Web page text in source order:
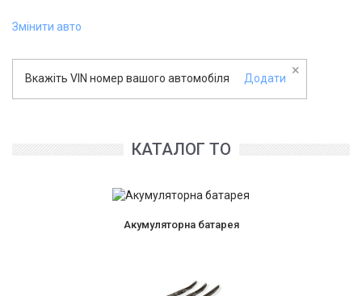
Змінити авто
Вкажіть VIN номер вашого автомобіля Додати
×
КАТАЛОГ ТО
Акумуляторна батарея